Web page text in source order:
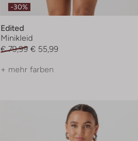
-30%
Edited
Minikleid
€ 79,99 € 55,99
+ mehr farben